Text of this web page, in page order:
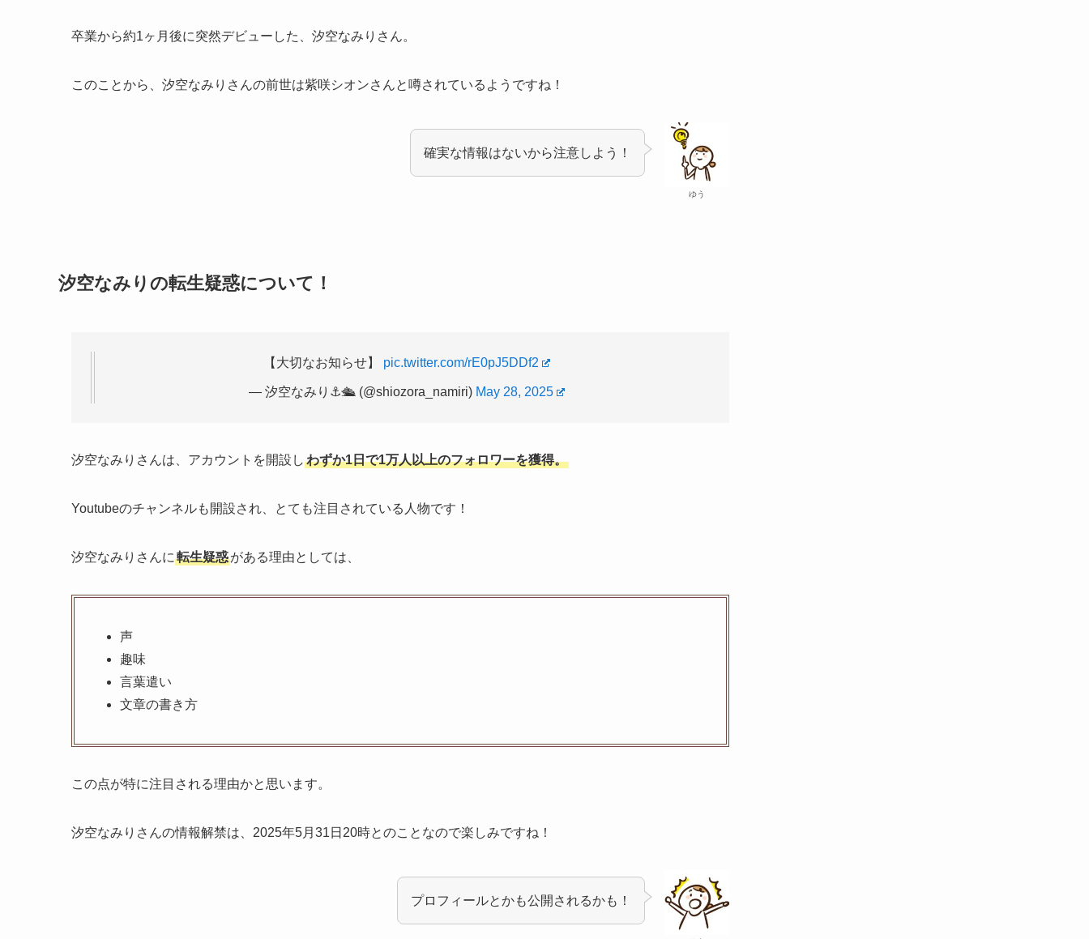
卒業から約1ヶ月後に突然デビューした、汐空なみりさん。
このことから、汐空なみりさんの前世は紫咲シオンさんと噂されているようですね！
ゆう
確実な情報はないから注意しよう！
汐空なみりの転生疑惑について！
【大切なお知らせ】 pic.twitter.com/rE0pJ5DDf2
— 汐空なみり⚓️🛳️ (@shiozora_namiri) May 28, 2025
汐空なみりさんは、アカウントを開設し わずか1日で1万人以上のフォロワーを獲得。
Youtubeのチャンネルも開設され、とても注目されている人物です！
汐空なみりさんに 転生疑惑がある理由としては、
声
趣味
言葉遣い
文章の書き方
この点が特に注目される理由かと思います。
汐空なみりさんの情報解禁は、2025年5月31日20時とのことなので楽しみですね！
プロフィールとかも公開されるかも！